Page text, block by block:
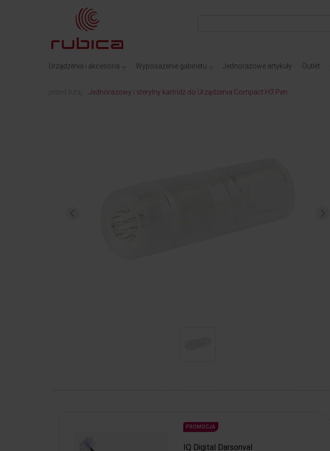
Urządzenia i akcesoria Wyposażenie gabinetu Jednorazowe artykuły Outlet
jesteś tutaj: Jednorazowy i sterylny kartridż do Urządzenia Compact H3 Pen.
PROMOCJA
IQ Digital Darsonval